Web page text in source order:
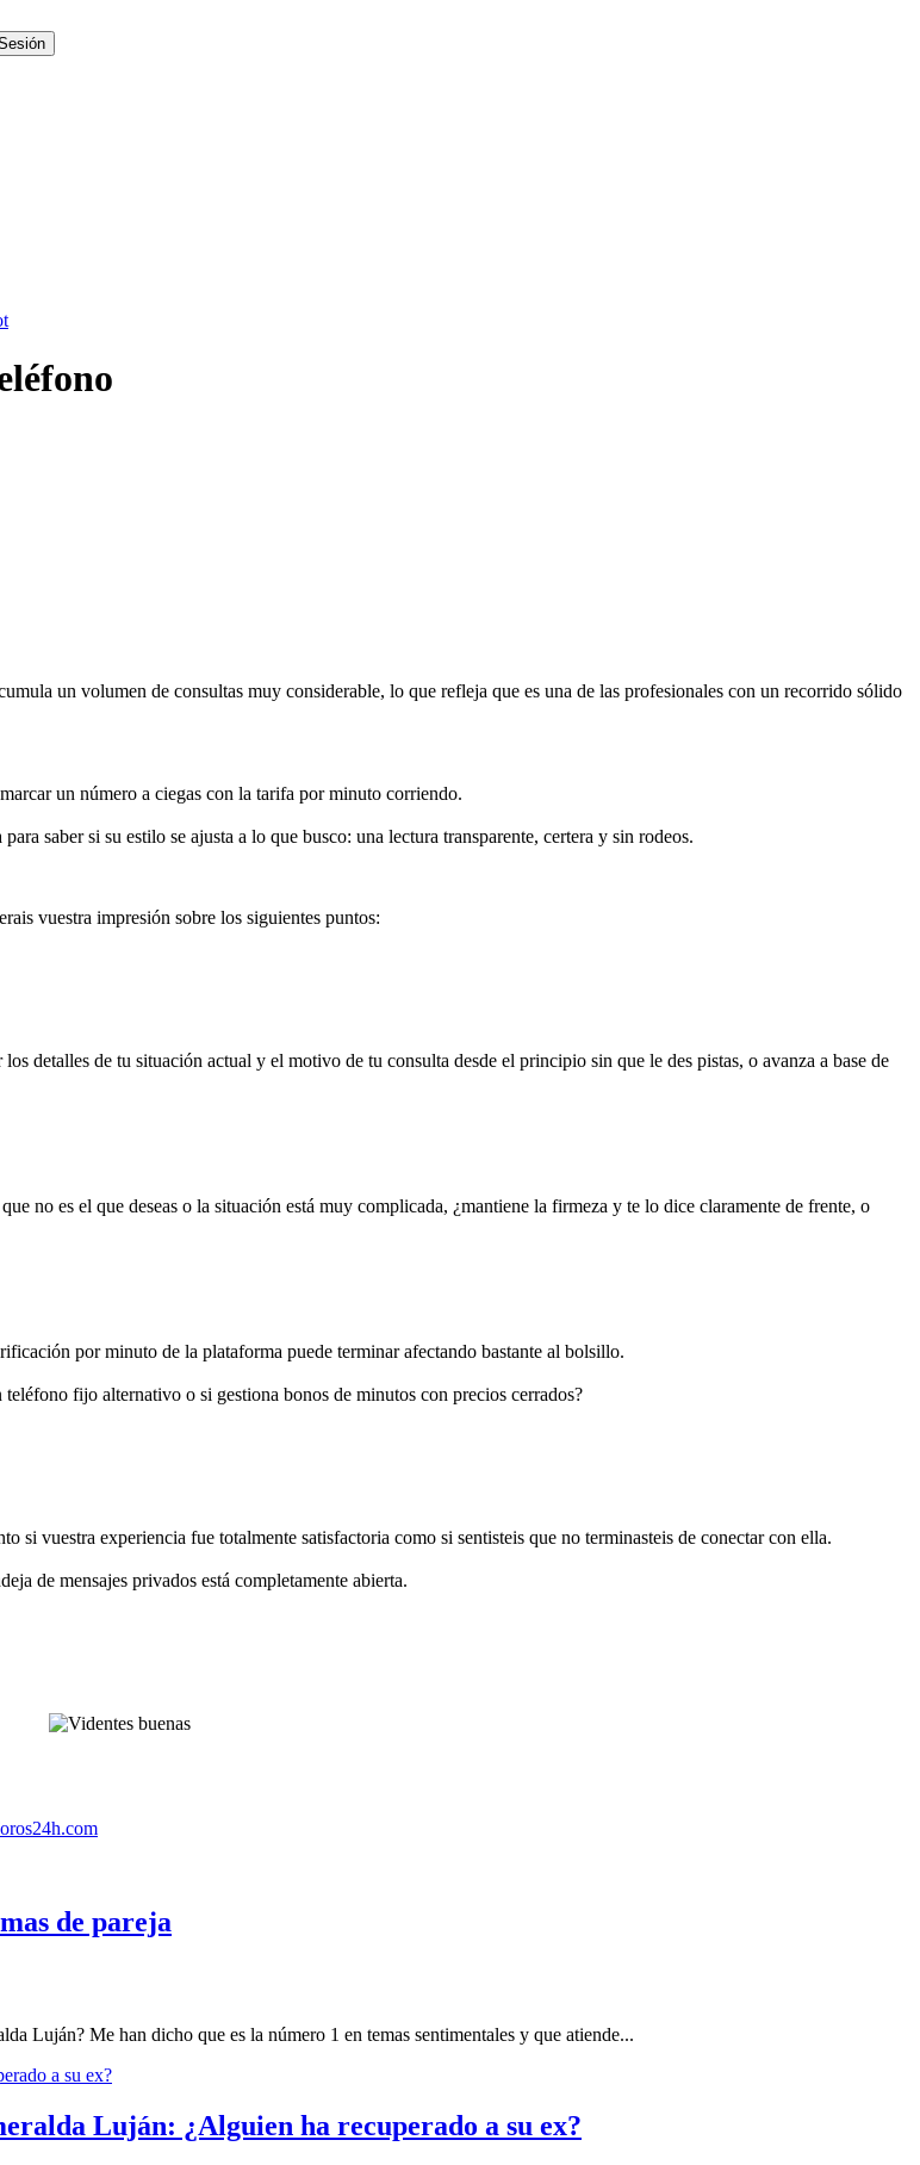
un volumen de consultas muy considerable, lo que refleja que es una de las profesionales con un recorrido sólido
un número a ciegas con la tarifa por minuto corriendo.
saber si su estilo se ajusta a lo que busco: una lectura transparente, certera y sin rodeos.
vuestra impresión sobre los siguientes puntos:
detalles de tu situación actual y el motivo de tu consulta desde el principio sin que le des pistas, o avanza a base de
no es el que deseas o la situación está muy complicada, ¿mantiene la firmeza y te lo dice claramente de frente, o
por minuto de la plataforma puede terminar afectando bastante al bolsillo.
fijo alternativo o si gestiona bonos de minutos con precios cerrados?
si vuestra experiencia fue totalmente satisfactoria como si sentisteis que no terminasteis de conectar con ella.
de mensajes privados está completamente abierta.
de pareja
Luján? Me han dicho que es la número 1 en temas sentimentales y que atiende...
Luján: ¿Alguien ha recuperado a su ex?